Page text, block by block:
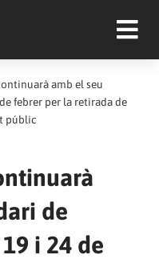
amb el seu
febrer per la retirada de
públic
de
i 24 de